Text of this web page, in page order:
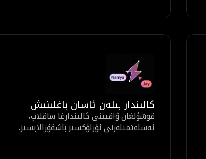
كالىندار بىلەن ئاسان باغلىنىش
قوشۇلغان ۋاقىتنى كالىندارغا ساقلاپ،
ئەسلەتمىلەرنى ئۈزلۈكسىز باشقۇرالايسىز.